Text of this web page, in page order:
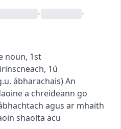
• •
noun, 1st
1ú
ábharachais)An
a chreideann go
agus ar mhaith
shaolta acu